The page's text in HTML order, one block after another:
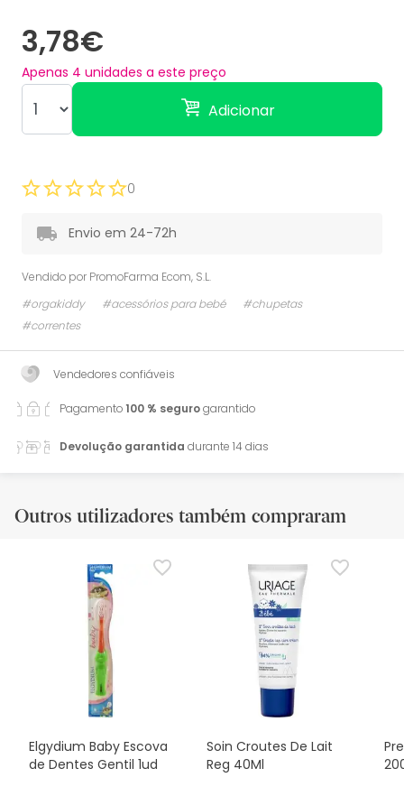
3,78€
Apenas 4 unidades a este preço
Adicionar
0
Envio em 24-72h
Vendido por PromoFarma Ecom, S.L.
#orgakiddy
#acessórios para bebé
#chupetas
#correntes
Vendedores confiáveis
Pagamento100 % segurogarantido
Devolução garantida durante 14 dias
Outros utilizadores também compraram
Elgydium Baby Escova
de Dentes Gentil 1ud
Soin Croutes De Lait
Reg 40Ml